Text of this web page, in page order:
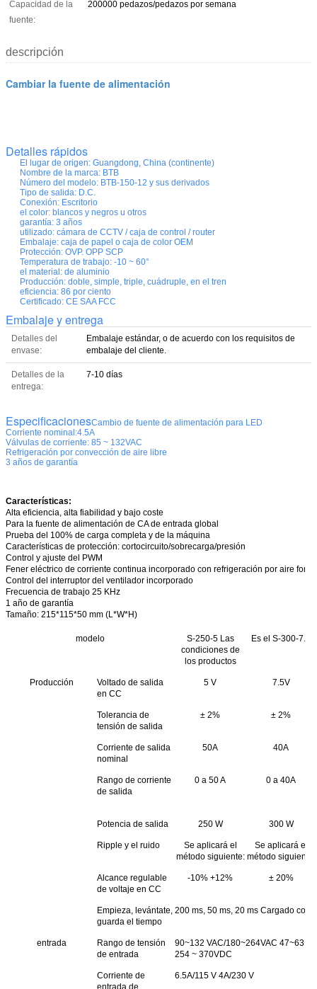
Capacidad de la
fuente:
200000 pedazos/pedazos por semana
descripción
Cambiar la fuente de alimentación
Detalles rápidos
El lugar de origen: Guangdong, China (continente)
Nombre de la marca: BTB
Número del modelo: BTB-150-12 y sus derivados
Tipo de salida: D.C.
Conexión: Escritorio
el color: blancos y negros u otros
garantía: 3 años
utilizado: cámara de CCTV / caja de control / router
Embalaje: caja de papel o caja de color OEM
Protección: OVP. OPP SCP
Temperatura de trabajo: -10 ~ 60°
el material: de aluminio
Producción: doble, simple, triple, cuádruple, en el tren
eficiencia: 86 por ciento
Certificado: CE SAA FCC
Embalaje y entrega
Detalles del
envase:
Embalaje estándar, o de acuerdo con los requisitos de
embalaje del cliente.
Detalles de la
entrega:
7-10 días
EspecificacionesCambio de fuente de alimentación para LED
Corriente nominal:4.5A
Válvulas de corriente: 85 ~ 132VAC
Refrigeración por convección de aire libre
3 años de garantía
Características:
Alta eficiencia, alta fiabilidad y bajo coste
Para la fuente de alimentación de CA de entrada global
Prueba del 100% de carga completa y de la máquina
Características de protección: cortocircuito/sobrecarga/presión
Control y ajuste del PWM
Fener eléctrico de corriente continua incorporado con refrigeración por aire
Control del interruptor del ventilador incorporado
Frecuencia de trabajo 25 KHz
1 año de garantía
Tamaño: 215*115*50 mm (L*W*H)
modelo
S-250-5 Las
condiciones de
los productos
Es el S-300-7.5
Producción
Voltado de salida
en CC
5 V 7.5V
Tolerancia de
tensión de salida
± 2% ± 2%
Corriente de salida
nominal
50A 40A
Rango de corriente
de salida
0 a 50 A 0 a 40A
Potencia de salida 250 W 300 W
Ripple y el ruido
Se aplicará el
método siguiente:
Se aplicará el
método siguiente:
Alcance regulable
de voltaje en CC
-10% +12% ± 20%
Empieza, levántate,
guarda el tiempo
200 ms, 50 ms, 20 ms Cargado con
entrada
Rango de tensión
de entrada
90~132 VAC/180~264VAC 47~63
254 ~ 370VDC
Corriente de
entrada de
6.5A/115 V 4A/230 V